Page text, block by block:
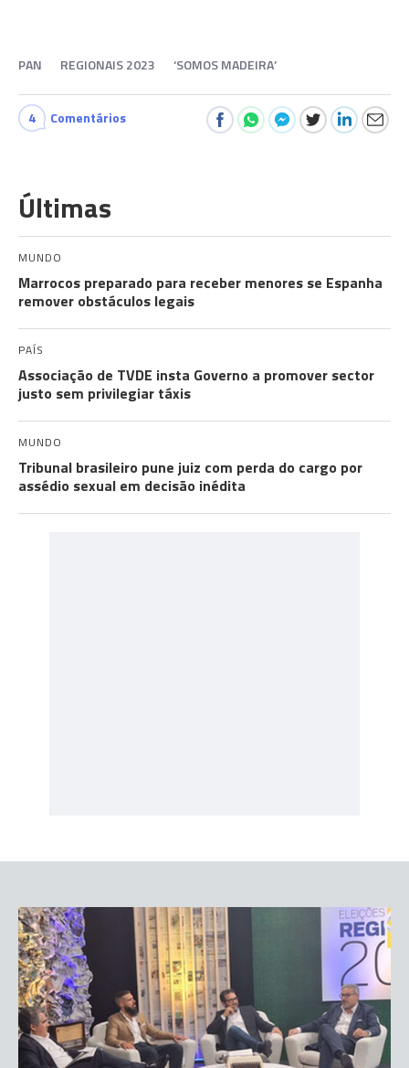
PAN REGIONAIS 2023 ‘SOMOS MADEIRA’
4 Comentários
Últimas
MUNDO
Marrocos preparado para receber menores se Espanha
remover obstáculos legais
PAÍS
Associação de TVDE insta Governo a promover sector
justo sem privilegiar táxis
MUNDO
Tribunal brasileiro pune juiz com perda do cargo por
assédio sexual em decisão inédita